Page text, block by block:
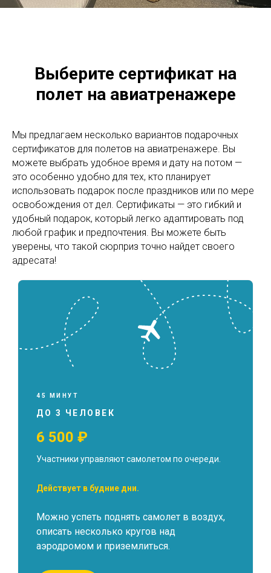
Выберите сертификат на
полет на авиатренажере
Мы предлагаем несколько вариантов подарочных
сертификатов для полетов на авиатренажере. Вы
можете выбрать удобное время и дату на потом —
это особенно удобно для тех, кто планирует
использовать подарок после праздников или по мере
освобождения от дел. Сертификаты — это гибкий и
удобный подарок, который легко адаптировать под
любой график и предпочтения. Вы можете быть
уверены, что такой сюрприз точно найдет своего
адресата!
45 МИНУТ
ДО 3 ЧЕЛОВЕК
6 500 ₽
Участники управляют самолетом по очереди.
Действует в будние дни.
Можно успеть поднять самолет в воздух,
описать несколько кругов над
аэродромом и приземлиться.